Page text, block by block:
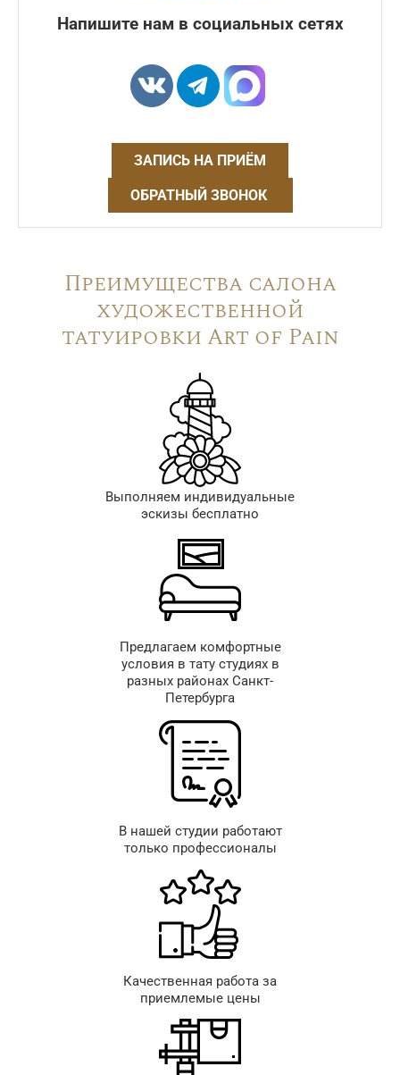
Напишите нам в социальных сетях
ЗАПИСЬ НА ПРИЁМ
ОБРАТНЫЙ ЗВОНОК
Преимущества салона
художественной
татуировки Art of Pain
Выполняем индивидуальные
эскизы бесплатно
Предлагаем комфортные
условия в тату студиях в
разных районах Санкт-
Петербурга
В нашей студии работают
только профессионалы
Качественная работа за
приемлемые цены